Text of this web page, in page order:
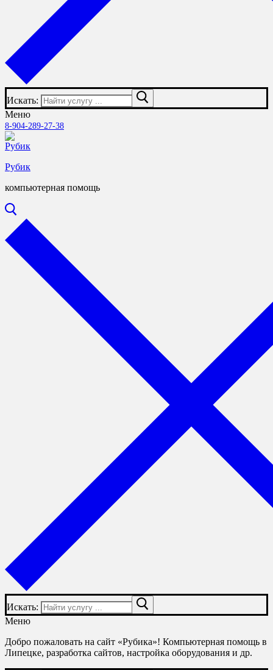
Искать:
Меню
8-904-289-27-38
Рубик
компьютерная помощь
Искать:
Меню
Добро пожаловать на сайт «Рубика»! Компьютерная помощь в
Липецке, разработка сайтов, настройка оборудования и др.